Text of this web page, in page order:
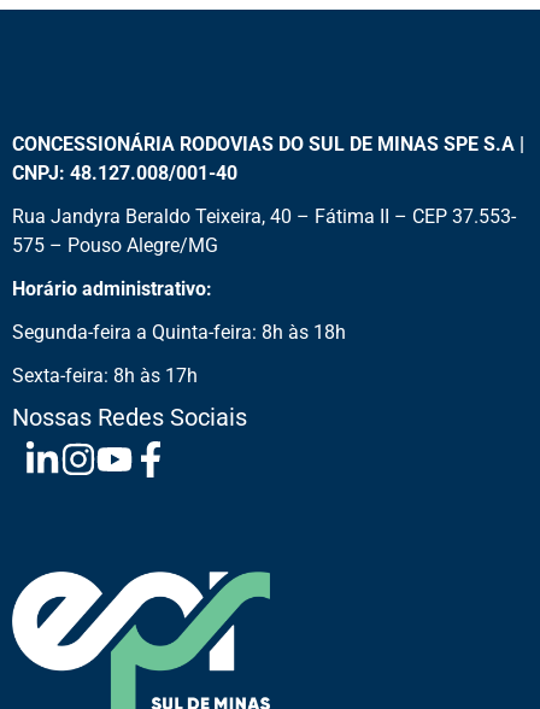
CONCESSIONÁRIA RODOVIAS DO SUL DE MINAS SPE S.A |
CNPJ: 48.127.008/001-40
Rua Jandyra Beraldo Teixeira, 40 – Fátima II – CEP 37.553-
575 – Pouso Alegre/MG
Horário administrativo:
Segunda-feira a Quinta-feira: 8h às 18h
Sexta-feira: 8h às 17h
Nossas Redes Sociais